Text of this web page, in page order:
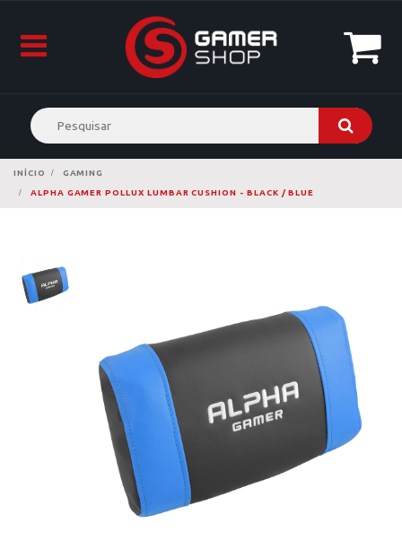
INÍCIO
GAMING
ALPHA GAMER POLLUX LUMBAR CUSHION - BLACK / BLUE